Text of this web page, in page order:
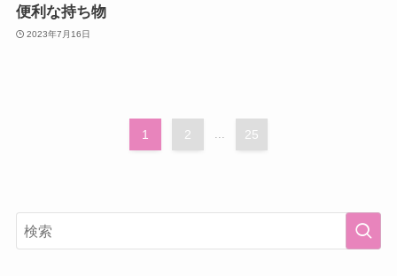
便利な持ち物
2023年7月16日
1 2 25